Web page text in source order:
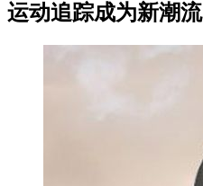
运动追踪成为新潮流